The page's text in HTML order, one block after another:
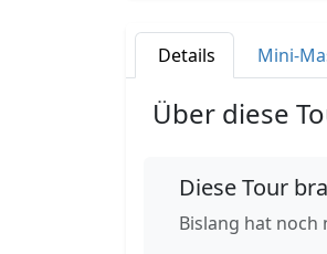
Details Mini-
Über diese
Diese Tour
Bislang hat noch